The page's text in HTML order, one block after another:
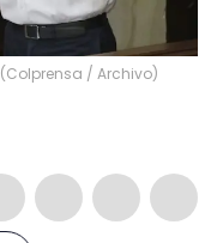
(Colprensa / Archivo)